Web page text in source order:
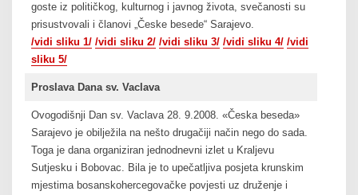
goste iz političkog, kulturnog i javnog života, svečanosti su
prisustvovali i članovi „Česke besede“ Sarajevo.
/vidi sliku 1/ /vidi sliku 2/ /vidi sliku 3/ /vidi sliku 4/ /vidi
sliku 5/
Proslava Dana sv. Vaclava
Ovogodišnji Dan sv. Vaclava 28. 9.2008. «Česka beseda»
Sarajevo je obilježila na nešto drugačiji način nego do sada.
Toga je dana organiziran jednodnevni izlet u Kraljevu
Sutjesku i Bobovac. Bila je to upečatljiva posjeta krunskim
mjestima bosanskohercegovačke povjesti uz druženje i